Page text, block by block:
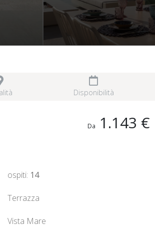
Disponibilità
Da 1.143 €
ospiti: 14
Terrazza
Vista Mare